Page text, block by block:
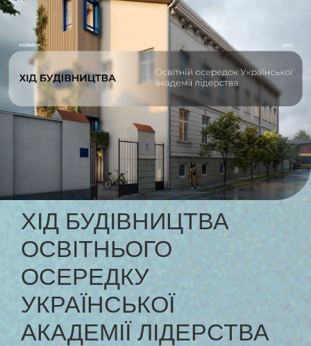
ХІД БУДІВНИЦТВА
ОСВІТНЬОГО
ОСЕРЕДКУ
УКРАЇНСЬКОЇ
АКАДЕМІЇ ЛІДЕРСТВА